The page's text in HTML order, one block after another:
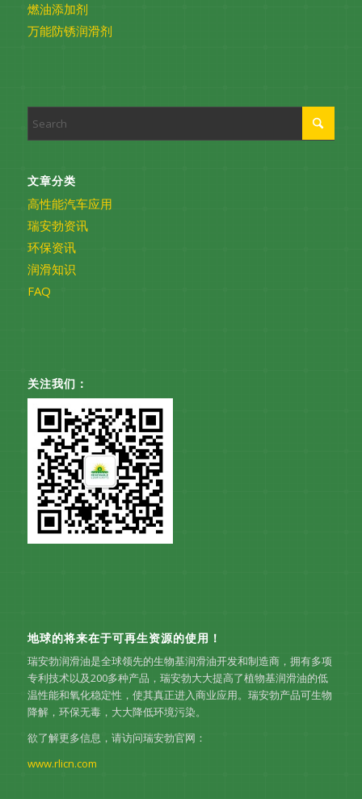
燃油添加剂
万能防锈润滑剂
文章分类
高性能汽车应用
瑞安勃资讯
环保资讯
润滑知识
FAQ
关注我们：
地球的将来在于可再生资源的使用！
瑞安勃润滑油是全球领先的生物基润滑油开发和制造商，拥有多项
专利技术以及200多种产品，瑞安勃大大提高了植物基润滑油的低
温性能和氧化稳定性，使其真正进入商业应用。瑞安勃产品可生物
降解，环保无毒，大大降低环境污染。
欲了解更多信息，请访问瑞安勃官网：
www.rlicn.com